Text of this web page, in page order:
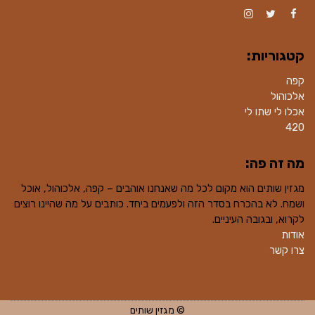
קטגוריות:
קפה
אלכוהול
אכלו לי שתו לי
420
מה זה פה:
מגזין שותים הוא מקום לכל מה שאנחנו אוהבים – קפה, אלכוהול, אוכל
ושמח. לא בהכרח בסדר הזה ולפעמים ביחד. כותבים על מה שהיינו רוצים
לקרוא, ובגובה העיניים.
אודות
צרו קשר
© מגזין שותים